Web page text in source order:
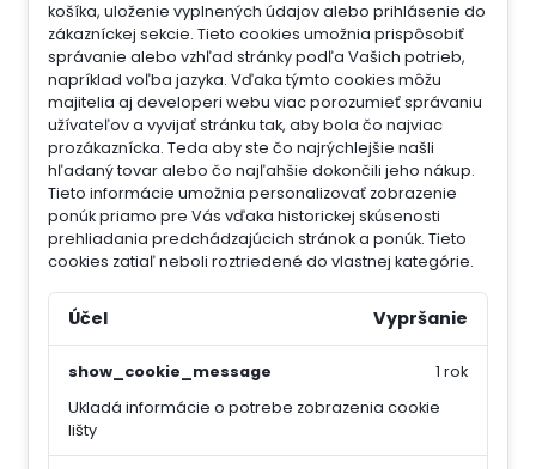
košíka, uloženie vyplnených údajov alebo prihlásenie do
zákazníckej sekcie. Tieto cookies umožnia prispôsobiť
správanie alebo vzhľad stránky podľa Vašich potrieb,
napríklad voľba jazyka. Vďaka týmto cookies môžu
majitelia aj developeri webu viac porozumieť správaniu
užívateľov a vyvijať stránku tak, aby bola čo najviac
prozákaznícka. Teda aby ste čo najrýchlejšie našli
hľadaný tovar alebo čo najľahšie dokončili jeho nákup.
Tieto informácie umožnia personalizovať zobrazenie
ponúk priamo pre Vás vďaka historickej skúsenosti
prehliadania predchádzajúcich stránok a ponúk. Tieto
cookies zatiaľ neboli roztriedené do vlastnej kategórie.
Účel Vypršanie
show_cookie_message
Ukladá informácie o potrebe zobrazenia cookie
lišty
1 rok